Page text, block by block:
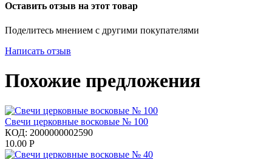
Оставить отзыв на этот товар
Поделитесь мнением с другими покупателями
Написать отзыв
Похожие предложения
Свечи церковные восковые № 100
КОД: 2000000002590
10.00 Р